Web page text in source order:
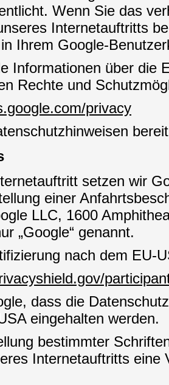
Wenn Sie das
Internetauftritts
Ihrem Google-
Informationen über die
Rechte und
privacy
setzen wir
einer
LLC, 1600
„Google“ genannt.
nach dem EU-
dass die
eingehalten werden.
bestimmter
Internetauftritts eine